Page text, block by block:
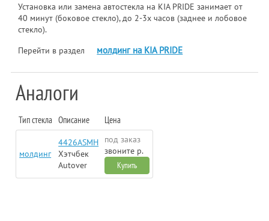
Установка или замена автостекла на KIA PRIDE занимает от
40 минут (боковое стекло), до 2-3х часов (заднее и лобовое
стекло).
Перейти в раздел
молдинг на KIA PRIDE
Аналоги
Тип стекла Описание Цена
молдинг
4426ASMH
Хэтчбек
Autover
под заказ
звоните р.
Купить